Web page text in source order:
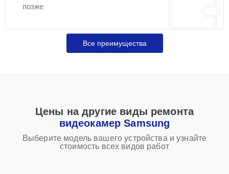
позже
Все преимущества
Цены на другие виды ремонта
видеокамер Samsung
Выберите модель вашего устройства и узнайте
стоимость всех видов работ